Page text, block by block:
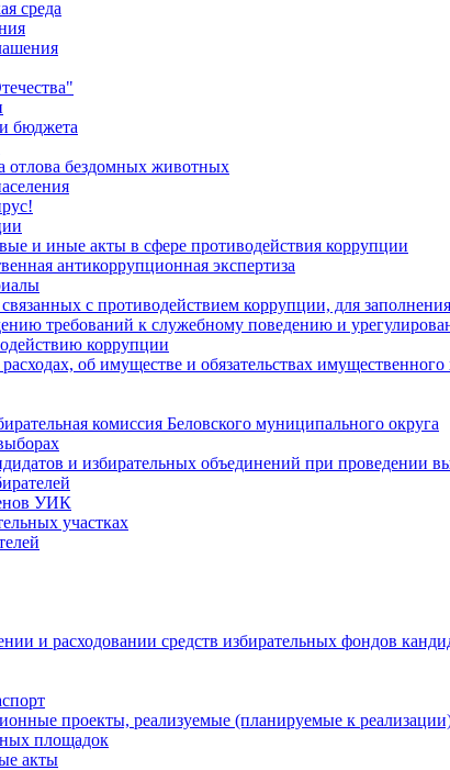
среда
бюджета
отлова бездомных животных
и иные акты в сфере противодействия коррупции
антикоррупционная экспертиза
с противодействием коррупции, для заполнения
требований к служебному поведению и
коррупции
об имуществе и обязательствах имущественного
комиссия Беловского муниципального округа
и избирательных объединений при проведении
УИК
участках
и расходовании средств избирательных фондов
проекты, реализуемые (планируемые к
площадок
акты